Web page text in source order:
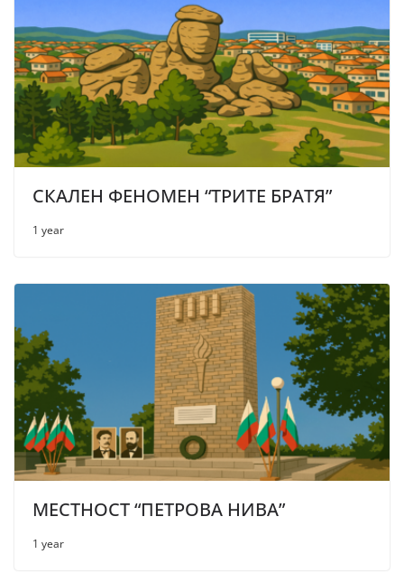
СКАЛЕН ФЕНОМЕН “ТРИТЕ БРАТЯ”
1 year
МЕСТНОСТ “ПЕТРОВА НИВА”
1 year